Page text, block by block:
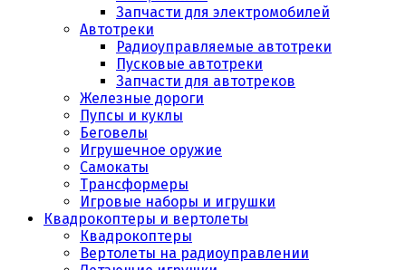
Запчасти для электромобилей
Автотреки
Радиоуправляемые автотреки
Пусковые автотреки
Запчасти для автотреков
Железные дороги
Пупсы и куклы
Беговелы
Игрушечное оружие
Самокаты
Трансформеры
Игровые наборы и игрушки
Квадрокоптеры и вертолеты
Квадрокоптеры
Вертолеты на радиоуправлении